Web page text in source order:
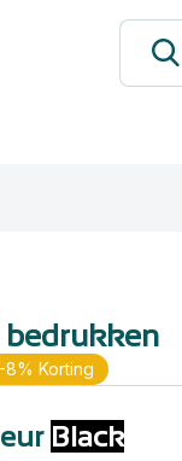
-8% Korting
Black